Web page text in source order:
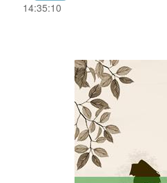
14:35:10